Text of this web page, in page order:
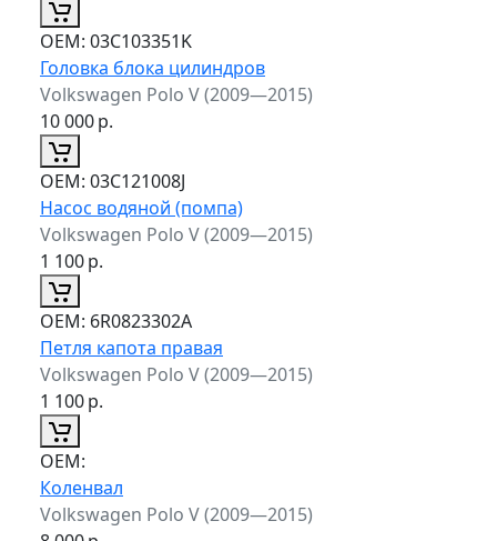
ОЕМ: 03C103351K
Головка блока цилиндров
Volkswagen Polo V (2009—2015)
10 000р.
ОЕМ: 03C121008J
Насос водяной (помпа)
Volkswagen Polo V (2009—2015)
1 100р.
ОЕМ: 6R0823302A
Петля капота правая
Volkswagen Polo V (2009—2015)
1 100р.
ОЕМ:
Коленвал
Volkswagen Polo V (2009—2015)